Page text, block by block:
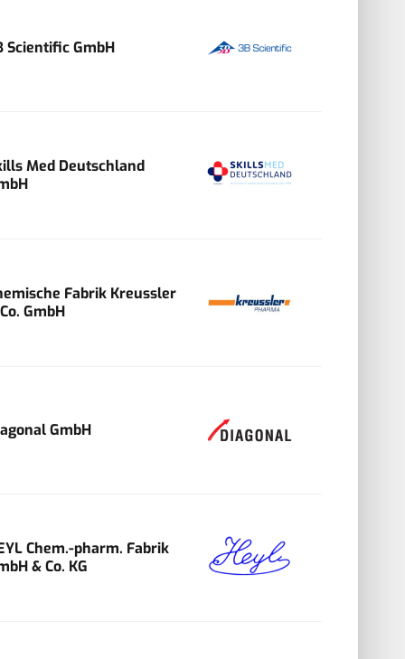
Scientific GmbH
Med Deutschland
Fabrik Kreussler
GmbH
GmbH
Chem.-pharm. Fabrik
& Co. KG